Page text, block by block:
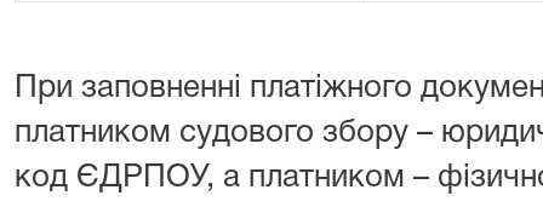
При заповненні платіжного
платником судового збору –
код ЄДРПОУ, а платником –